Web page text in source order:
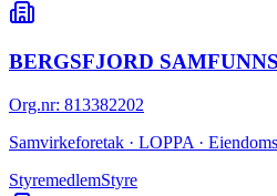
BERGSFJORD
Org.nr: 813382202
Samvirkeforetak · LOPPA ·
StyremedlemStyre